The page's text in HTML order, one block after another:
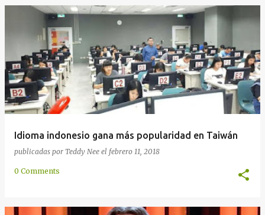
Idioma indonesio gana más popularidad en Taiwán
publicadas por Teddy Nee el febrero 11, 2018
0 Comments